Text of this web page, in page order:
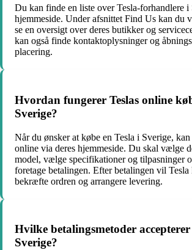
Du kan finde en liste over Tesla-forhandlere i
hjemmeside. Under afsnittet Find Us kan du
se en oversigt over deres butikker og
kan også finde kontaktoplysninger og
placering.
Hvordan fungerer Teslas online
Sverige?
Når du ønsker at købe en Tesla i Sverige,
online via deres hjemmeside. Du skal vælge
model, vælge specifikationer og tilpasninger
foretage betalingen. Efter betalingen vil
bekræfte ordren og arrangere levering.
Hvilke betalingsmetoder accepterer
Sverige?